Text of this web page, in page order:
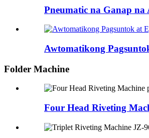
Pneumatic na Ganap na
Awtomatikong
Folder Machine
Four Head Riveting